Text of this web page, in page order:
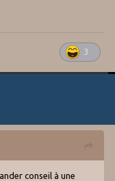
3
conseil à une